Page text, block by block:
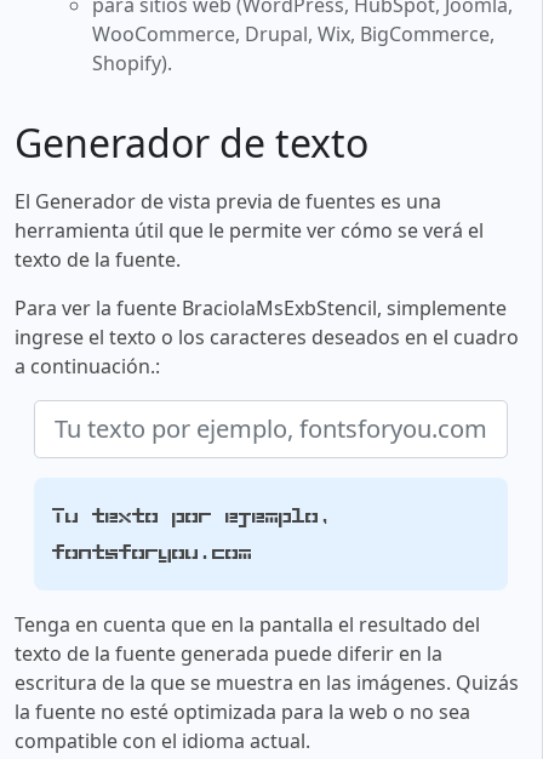
para sitios web (WordPress, HubSpot, Joomla,
WooCommerce, Drupal, Wix, BigCommerce,
Shopify).
Generador de texto
El Generador de vista previa de fuentes es una
herramienta útil que le permite ver cómo se verá el
texto de la fuente.
Para ver la fuente BraciolaMsExbStencil, simplemente
ingrese el texto o los caracteres deseados en el cuadro
a continuación.:
Tu texto por ejemplo,
fontsforyou.com
Tenga en cuenta que en la pantalla el resultado del
texto de la fuente generada puede diferir en la
escritura de la que se muestra en las imágenes. Quizás
la fuente no esté optimizada para la web o no sea
compatible con el idioma actual.